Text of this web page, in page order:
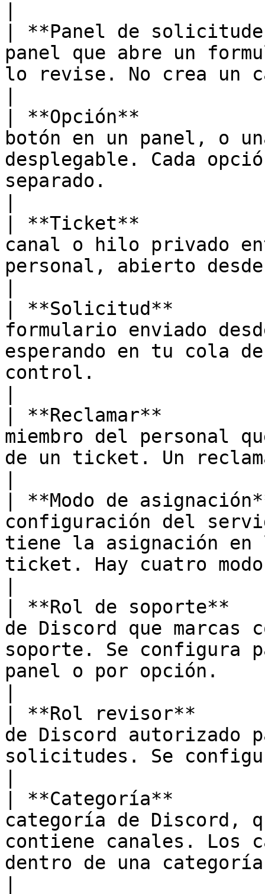
| **Panel de
panel que abre un
lo revise. No crea un
| **Opción**
botón en un panel, o
desplegable. Cada
separado.
| **Ticket**
canal o hilo privado
personal, abierto
| **Solicitud**
formulario enviado
esperando en tu cola
control.
| **Reclamar**
miembro del personal
de un ticket. Un
| **Modo de
configuración del
tiene la asignación
ticket. Hay cuatro
| **Rol de
de Discord que marcas
soporte. Se configura
panel o por opción.
| **Rol revisor**
de Discord autorizado
solicitudes. Se
| **Categoría**
categoría de Discord,
contiene canales. Los
dentro de una